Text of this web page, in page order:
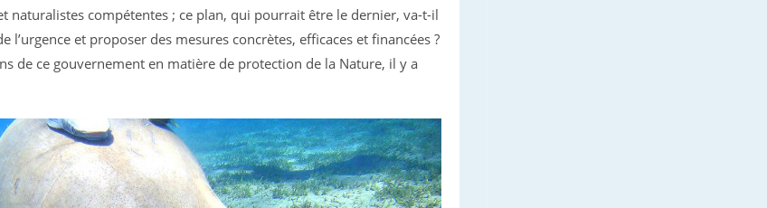
naturalistes compétentes ; ce plan, qui pourrait être le dernier, va-t-il
l’urgence et proposer des mesures concrètes, efficaces et financées ?
de ce gouvernement en matière de protection de la Nature, il y a